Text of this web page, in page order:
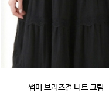
썸머 브리즈걸 니트 크림